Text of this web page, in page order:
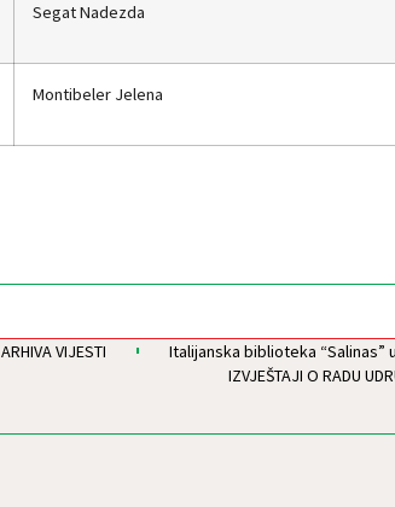
Segat Nadezda
Montibeler Jelena
ARHIVA VIJESTI Italijanska biblioteka “Salinas”
IZVJEŠTAJI O RADU